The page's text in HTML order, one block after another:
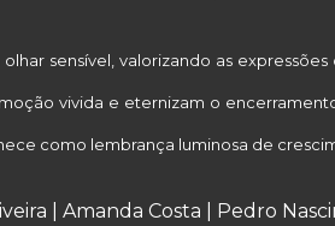
sensível, valorizando as
vivida e eternizam o
como lembrança luminosa de
| Amanda Costa | Pedro